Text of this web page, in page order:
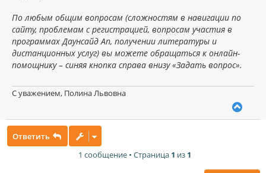
По любым общим вопросам (сложностям в навигации по
сайту, проблемам с регистрацией, вопросам участия в
программах Даунсайд Ап, получении литературы и
дистанционных услуг) вы можете обращаться к онлайн-
помощнику – синяя кнопка справа внизу «Задать вопрос».
С уважением, Полина Львовна
Ответить
1 сообщение • Страница 1 из 1